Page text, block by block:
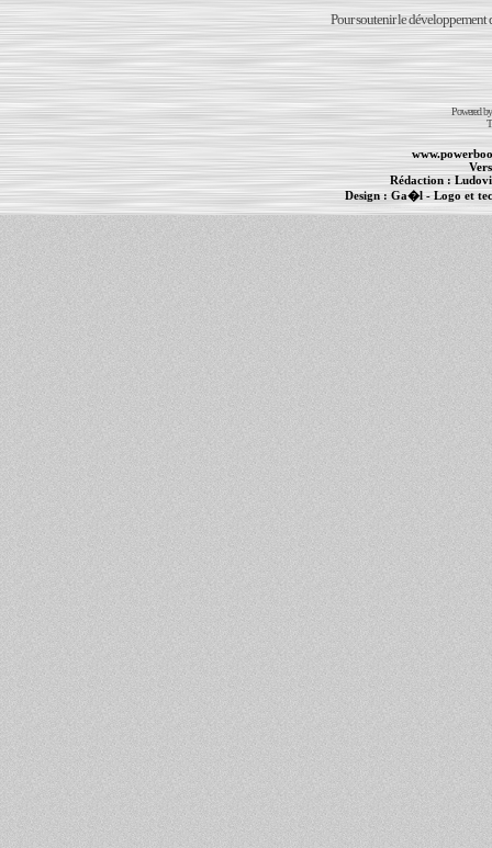
Pour soutenir le développement
Powered
Rédaction :
Design :Ga�l- Logo et
PowerBook